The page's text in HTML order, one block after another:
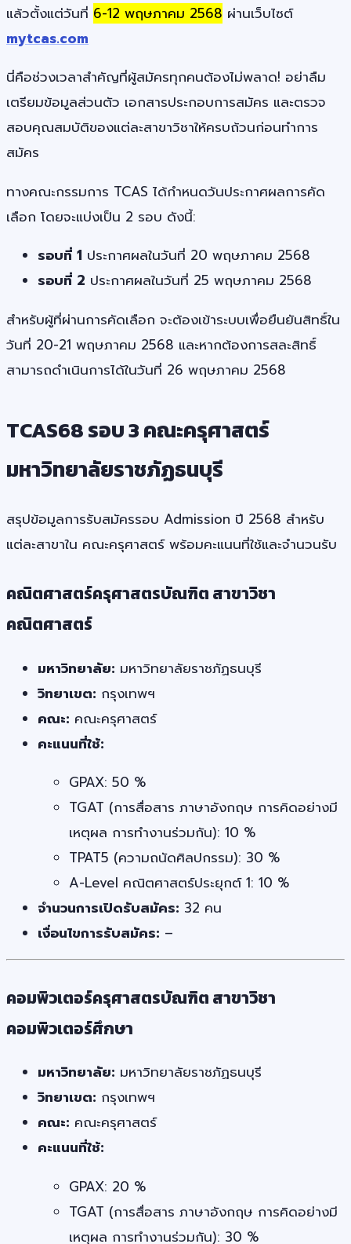
แล้วตั้งแต่วันที่ 6-12 พฤษภาคม 2568 ผ่านเว็บไซต์
mytcas.com
นี่คือช่วงเวลาสำคัญที่ผู้สมัครทุกคนต้องไม่พลาด! อย่าลืม
เตรียมข้อมูลส่วนตัว เอกสารประกอบการสมัคร และตรวจ
สอบคุณสมบัติของแต่ละสาขาวิชาให้ครบถ้วนก่อนทำการ
สมัคร
ทางคณะกรรมการ TCAS ได้กำหนดวันประกาศผลการคัด
เลือก โดยจะแบ่งเป็น 2 รอบ ดังนี้:
รอบที่ 1 ประกาศผลในวันที่ 20 พฤษภาคม 2568
รอบที่ 2 ประกาศผลในวันที่ 25 พฤษภาคม 2568
สำหรับผู้ที่ผ่านการคัดเลือก จะต้องเข้าระบบเพื่อยืนยันสิทธิ์ใน
วันที่ 20-21 พฤษภาคม 2568 และหากต้องการสละสิทธิ์
สามารถดำเนินการได้ในวันที่ 26 พฤษภาคม 2568
TCAS68 รอบ 3 คณะครุศาสตร์
มหาวิทยาลัยราชภัฏธนบุรี
สรุปข้อมูลการรับสมัครรอบ Admission ปี 2568 สำหรับ
แต่ละสาขาใน คณะครุศาสตร์ พร้อมคะแนนที่ใช้และจำนวนรับ
คณิตศาสตร์ครุศาสตรบัณฑิต สาขาวิชา
คณิตศาสตร์
มหาวิทยาลัย: มหาวิทยาลัยราชภัฏธนบุรี
วิทยาเขต: กรุงเทพฯ
คณะ: คณะครุศาสตร์
คะแนนที่ใช้:
GPAX: 50 %
TGAT (การสื่อสาร ภาษาอังกฤษ การคิดอย่างมี
เหตุผล การทำงานร่วมกัน): 10 %
TPAT5 (ความถนัดศิลปกรรม): 30 %
A-Level คณิตศาสตร์ประยุกต์ 1: 10 %
จำนวนการเปิดรับสมัคร: 32 คน
เงื่อนไขการรับสมัคร: –
คอมพิวเตอร์ครุศาสตรบัณฑิต สาขาวิชา
คอมพิวเตอร์ศึกษา
มหาวิทยาลัย: มหาวิทยาลัยราชภัฏธนบุรี
วิทยาเขต: กรุงเทพฯ
คณะ: คณะครุศาสตร์
คะแนนที่ใช้:
GPAX: 20 %
TGAT (การสื่อสาร ภาษาอังกฤษ การคิดอย่างมี
เหตุผล การทำงานร่วมกัน): 30 %